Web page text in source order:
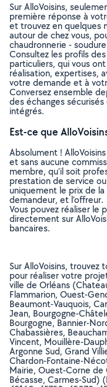
Sur AlloVoisins,
première réponse à
et trouvez en quelques
autour de chez vous,
chaudronnerie - soudure
Consultez les profils
particuliers, qui vous
réalisation, expertises,
votre demande et à
Conversez ensemble
des échanges
intégrés.
Est-ce que
Absolument !
et sans aucune
membre, qu’il soit
prestation de service
uniquement le prix de
demandeur, et l’offreur.
Vous pouvez réaliser le
directement sur
bancaires.
Sur AlloVoisins,
pour réaliser votre
ville de Orléans
Flammarion, Ouest-
Beaumont-Vauquois,
Jean, Bourgogne-
Bourgogne, Bannier-
Chabassières,
Vincent, Mouillère-
Argonne Sud, Grand
Chardon-Fontaine-
Mairie, Ouest-Corne de
Bécasse, Carmes-Sud)